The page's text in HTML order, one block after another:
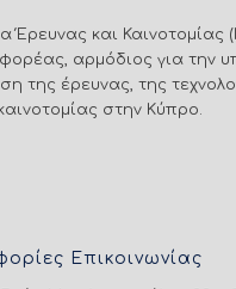
Έρευνας και Καινοτομίας
φορέας, αρμόδιος για την
της έρευνας, της
στην Κύπρο.
Επικοινωνίας